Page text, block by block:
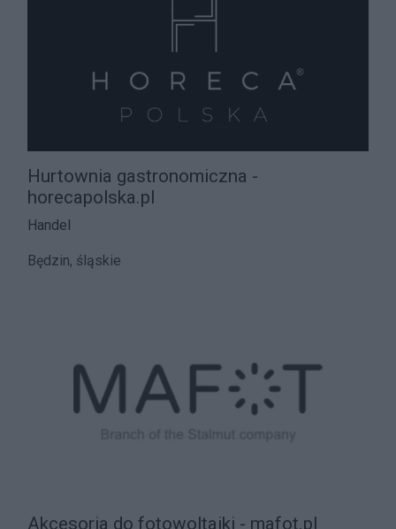
Hurtownia gastronomiczna -
horecapolska.pl
Handel
Będzin, śląskie
Akcesoria do fotowoltaiki - mafot.pl